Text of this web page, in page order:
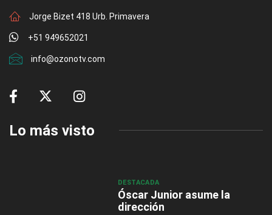
Jorge Bizet 418 Urb. Primavera
+51 949652021
info@ozonotv.com
Lo más visto
DESTACADA
Óscar Junior asume la
dirección